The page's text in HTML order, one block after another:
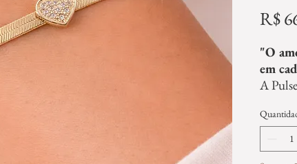
R$
"O
em
A
de
Seu